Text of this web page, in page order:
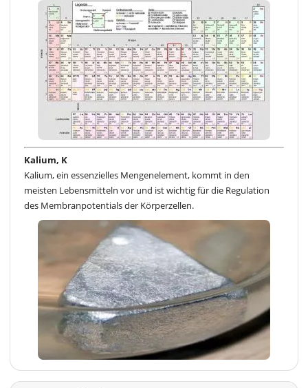
Kalium, K
Kalium, ein essenzielles Mengenelement, kommt in den
meisten Lebensmitteln vor und ist wichtig für die Regulation
des Membranpotentials der Körperzellen.